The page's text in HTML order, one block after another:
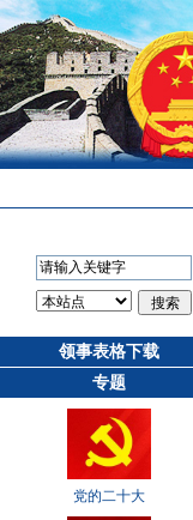
领事表格下载
专题
党的二十大